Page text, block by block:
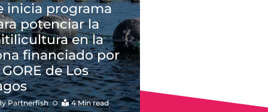
inicia programa
potenciar la
en la
financiado por
de Los
Partnerfish 4 Min read